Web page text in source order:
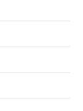
limitată
Ansamblul
Se află la
și la 10 minute